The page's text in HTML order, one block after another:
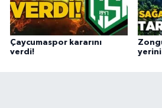
Çaycumaspor kararını
verdi!
yerini